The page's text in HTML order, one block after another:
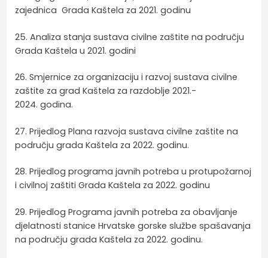
zajednica Grada Kaštela za 2021. godinu
25. Analiza stanja sustava civilne zaštite na području
Grada Kaštela u 2021. godini
26. Smjernice za organizaciju i razvoj sustava civilne
zaštite za grad Kaštela za razdoblje 2021.-
2024. godina.
27. Prijedlog Plana razvoja sustava civilne zaštite na
području grada Kaštela za 2022. godinu.
28. Prijedlog programa javnih potreba u protupožarnoj
i civilnoj zaštiti Grada Kaštela za 2022. godinu
29. Prijedlog Programa javnih potreba za obavljanje
djelatnosti stanice Hrvatske gorske službe spašavanja
na području grada Kaštela za 2022. godinu.